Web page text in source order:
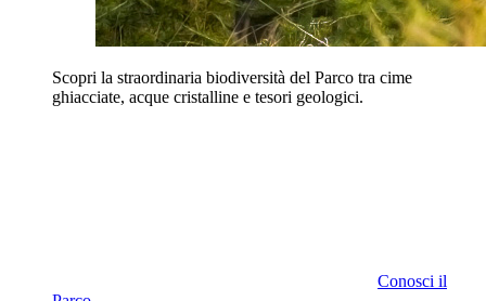
Scopri la straordinaria biodiversità del Parco tra cime
ghiacciate, acque cristalline e tesori geologici.
Conosci il